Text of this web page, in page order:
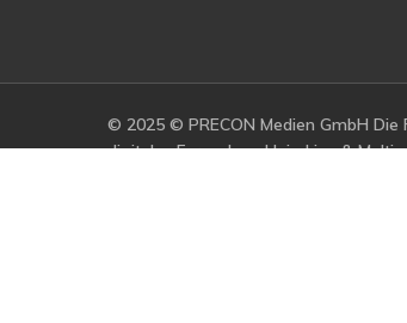
© 2025 © PRECON Medien GmbH
digitales Fernsehen, Heimkino &